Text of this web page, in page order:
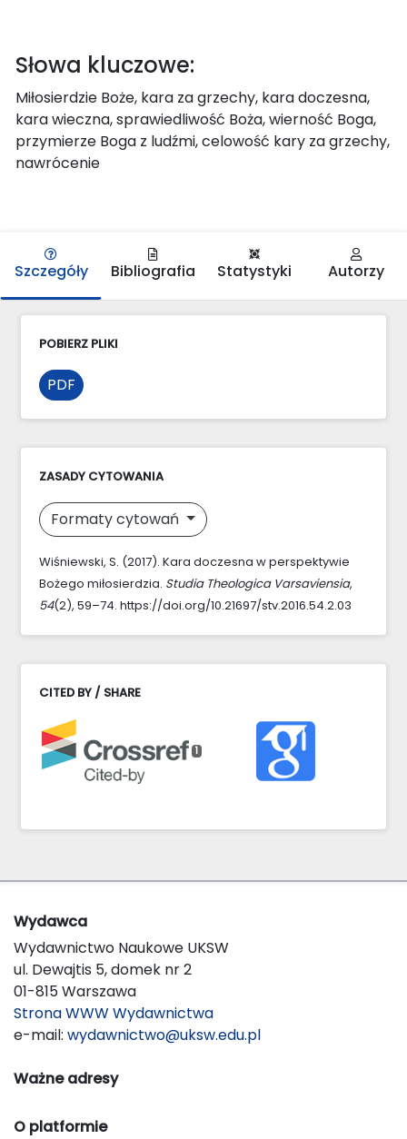
Słowa kluczowe:
Miłosierdzie Boże, kara za grzechy, kara doczesna,
kara wieczna, sprawiedliwość Boża, wierność Boga,
przymierze Boga z ludźmi, celowość kary za grzechy,
nawrócenie
Szczegóły Bibliografia Statystyki Autorzy
POBIERZ PLIKI
PDF
ZASADY CYTOWANIA
Formaty cytowań
Wiśniewski, S. (2017). Kara doczesna w perspektywie
Bożego miłosierdzia. Studia Theologica Varsaviensia,
54(2), 59–74. https://doi.org/10.21697/stv.2016.54.2.03
CITED BY / SHARE
1
Wydawca
Wydawnictwo Naukowe UKSW
ul. Dewajtis 5, domek nr 2
01-815 Warszawa
Strona WWW Wydawnictwa
e-mail: wydawnictwo@uksw.edu.pl
Ważne adresy
O platformie